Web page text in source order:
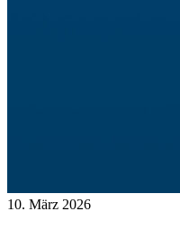
10. März 2026